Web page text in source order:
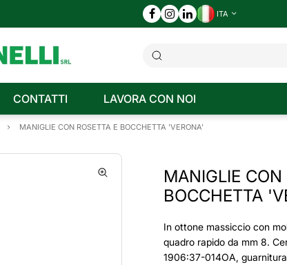
ITA
CONTATTI LAVORA CON NOI
MANIGLIE CON ROSETTA E BOCCHETTA 'VERONA'
MANIGLIE CON
BOCCHETTA
In ottone massiccio con
quadro rapido da mm 8.
1906:37-014OA,